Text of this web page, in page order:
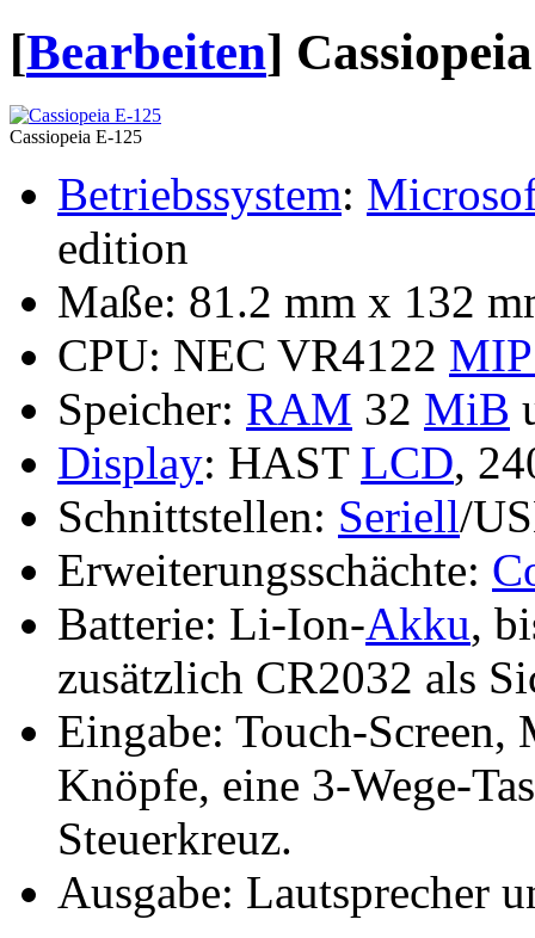
[Bearbeiten]
Cassiopeia E-125
Betriebssystem:
edition
Maße: 81.2 mm x 132
CPU: NEC VR4122
Speicher: RAM 32 MiB
Display: HAST LCD,
Schnittstellen: Seriell/
Erweiterungsschächte:
Batterie: Li-Ion-Akku,
zusätzlich CR2032 als
Eingabe: Touch-
Knöpfe, eine 3-Wege-
Steuerkreuz.
Ausgabe: Lautsprecher